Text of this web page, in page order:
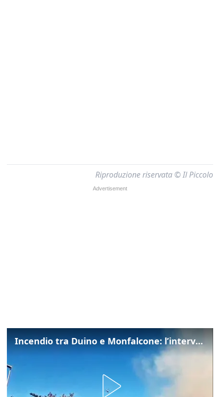
Riproduzione riservata © Il Piccolo
Incendio tra Duino e Monfalcone: l’intervento dei vigili del fuoco